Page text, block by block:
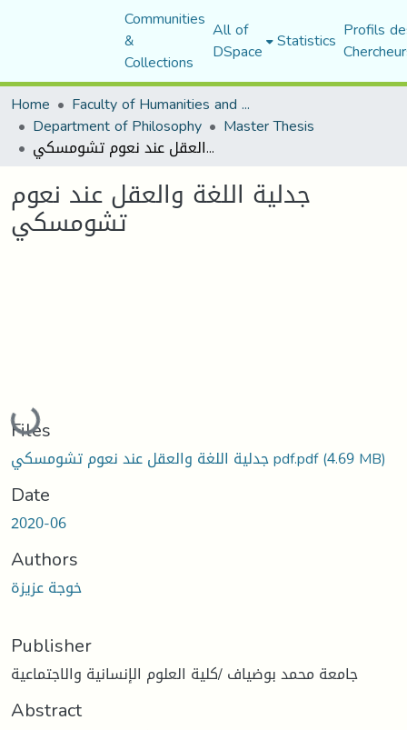
Communities
&
Collections
All of
DSpace Statistics Profils
Home
Faculty of Humanities and Social Sciences
Department of Philosophy Master Thesis
جدلية اللغة والعقل عند نعوم تشومسكي
جدلية اللغة والعقل عند نعوم
تشومسكي
Loading...
Files
جدلية اللغة والعقل عند نعوم تشومسكي pdf.pdf(4.69 MB)
Date
2020-06
Authors
خوجة عزيزة
Publisher
جامعة محمد بوضياف /كلية العلوم الإنسانية والاجتماعية
Abstract